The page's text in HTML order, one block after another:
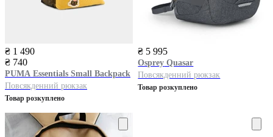
₴ 1 490
₴ 740
PUMA Essentials Small Backpack
Повсякденний рюкзак
Товар розкуплено
₴ 5 995
Osprey Quasar
Повсякденний рюкзак
Товар розкуплено